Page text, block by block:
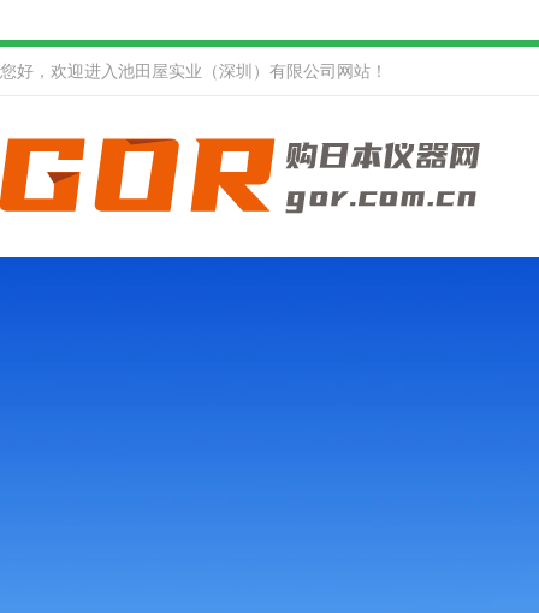
您好，欢迎进入池田屋实业（深圳）有限公司网站！